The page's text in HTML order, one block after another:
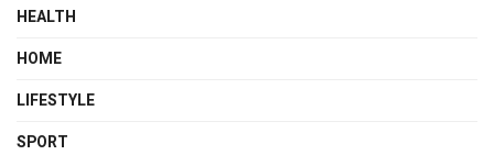
HEALTH
HOME
LIFESTYLE
SPORT